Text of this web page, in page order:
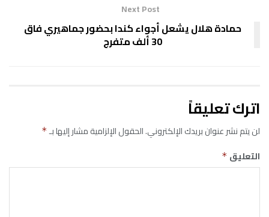
Next Post
حمادة هلال يشعل أجواء كندا بحضور جماهيري فاق
30 ألف متفرج
اترك تعليقاً
لن يتم نشر عنوان بريدك الإلكتروني.الحقول الإلزامية مشار إليها بـ*
التعليق *